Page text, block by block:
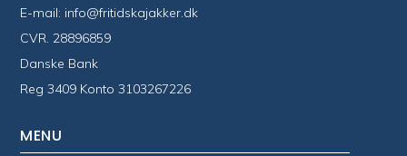
E-mail: info@fritidskajakker.dk
CVR. 28896859
Danske Bank
Reg 3409 Konto 3103267226
MENU